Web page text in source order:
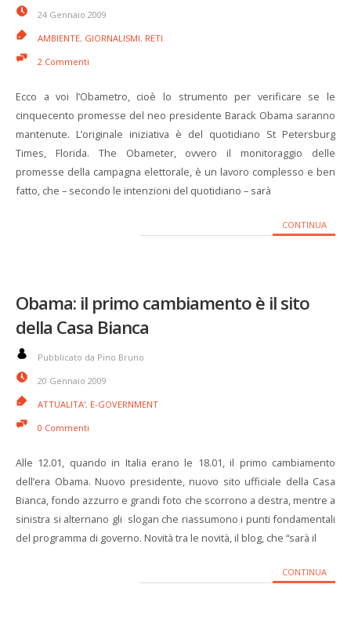
24 Gennaio 2009
AMBIENTE, GIORNALISMI, RETI
2 Commenti
Ecco a voi l’Obametro, cioè lo strumento per verificare se le
cinquecento promesse del neo presidente Barack Obama saranno
mantenute. L’originale iniziativa è del quotidiano St Petersburg
Times, Florida. The Obameter, ovvero il monitoraggio delle
promesse della campagna elettorale, è un lavoro complesso e ben
fatto, che – secondo le intenzioni del quotidiano – sarà
CONTINUA
Obama: il primo cambiamento è il sito
della Casa Bianca
Pubblicato da Pino Bruno
20 Gennaio 2009
ATTUALITA', E-GOVERNMENT
0 Commenti
Alle 12.01, quando in Italia erano le 18.01, il primo cambiamento
dell’era Obama. Nuovo presidente, nuovo sito ufficiale della Casa
Bianca, fondo azzurro e grandi foto che scorrono a destra, mentre a
sinistra si alternano gli slogan che riassumono i punti fondamentali
del programma di governo. Novità tra le novità, il blog, che “sarà il
CONTINUA